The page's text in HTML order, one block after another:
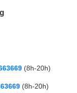
(8h-20h)
(8h-20h)